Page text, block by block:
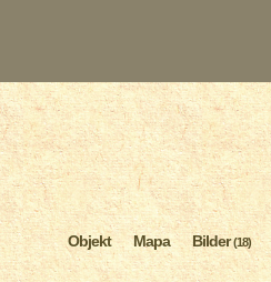
Objekt Mapa Bilder(18)